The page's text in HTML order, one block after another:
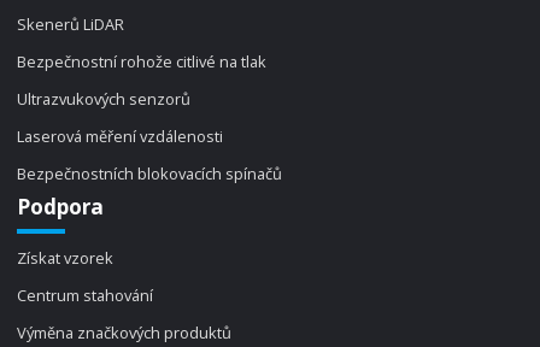
Skenerů LiDAR
Bezpečnostní rohože citlivé na tlak
Ultrazvukových senzorů
Laserová měření vzdálenosti
Bezpečnostních blokovacích spínačů
Podpora
Získat vzorek
Centrum stahování
Výměna značkových produktů